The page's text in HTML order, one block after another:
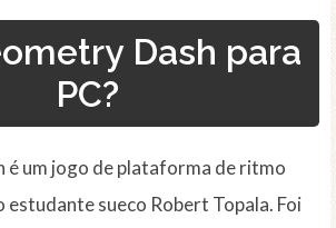
Dash para
PC?
é um jogo de plataforma de ritmo
estudante sueco Robert Topala. Foi